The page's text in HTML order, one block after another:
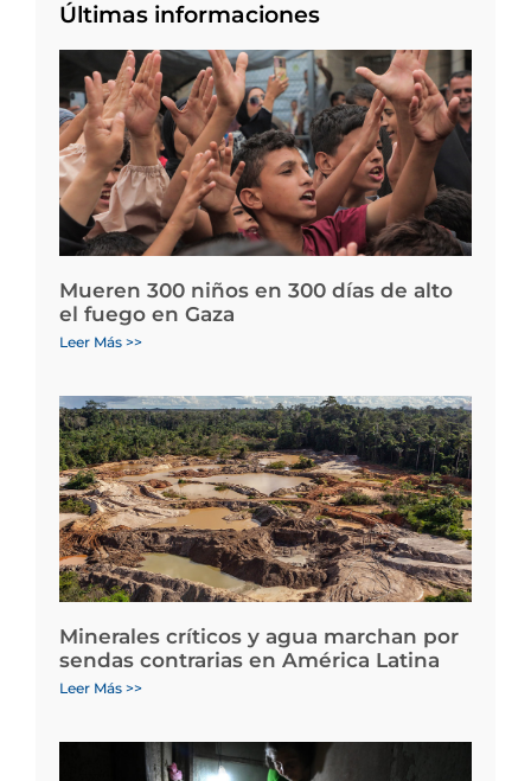
Últimas informaciones
Mueren 300 niños en 300 días de alto
el fuego en Gaza
Leer Más >>
Minerales críticos y agua marchan por
sendas contrarias en América Latina
Leer Más >>